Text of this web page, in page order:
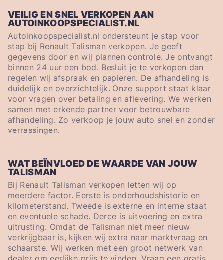
VEILIG EN SNEL VERKOPEN AAN
AUTOINKOOPSPECIALIST.NL
Autoinkoopspecialist.nl ondersteunt je stap voor
stap bij Renault Talisman verkopen. Je geeft
gegevens door en wij plannen controle. Je ontvangt
binnen 24 uur een bod. Besluit je te verkopen dan
regelen wij afspraak en papieren. De afhandeling is
duidelijk en overzichtelijk. Onze support staat klaar
voor vragen over betaling en aflevering. We werken
samen met erkende partner voor betrouwbare
afhandeling. Zo verkoop je jouw auto snel en zonder
verrassingen.
WAT BEÏNVLOED DE WAARDE VAN JOUW
TALISMAN
Bij Renault Talisman verkopen letten wij op
meerdere factor. Eerste is onderhoudshistorie en
kilometerstand. Tweede is externe en interne staat
en eventuele schade. Derde is uitvoering en extra
uitrusting. Omdat de Talisman niet meer nieuw
verkrijgbaar is, kijken wij extra naar marktvraag en
schaarste. Wij werken met een groot netwerk van